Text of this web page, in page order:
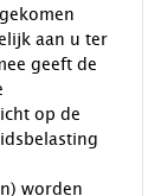
aan u ter
geeft de
op de
worden